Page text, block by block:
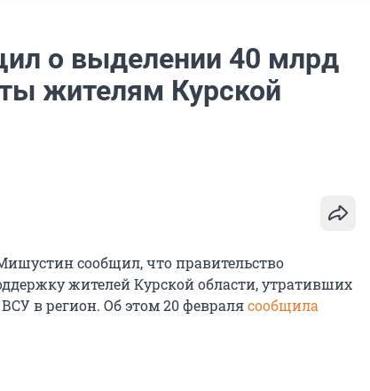
о выделении 40 млрд
жителям Курской
сообщил, что правительство
жителей Курской области, утративших
в регион. Об этом 20 февралясообщила